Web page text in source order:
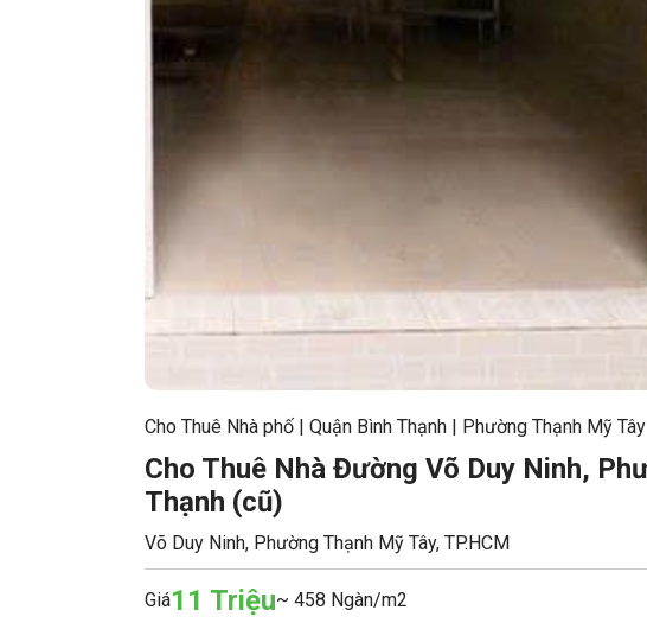
Cho Thuê Nhà phố | Quận Bình Thạnh | Phường Thạnh Mỹ Tây
Cho Thuê Nhà Đường Võ Duy Ninh,
Thạnh (cũ)
Võ Duy Ninh, Phường Thạnh Mỹ Tây, TP.HCM
Giá11 Triệu~ 458 Ngàn/m2